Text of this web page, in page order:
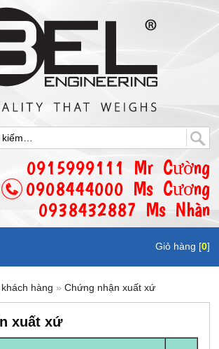
0915999111 Mr Cường
0908444000 Ms Cương
0938432887 Ms Nhàn
Giỏ hàng [0]
hàng »Chứng nhận xuất xứ
xuất xứ